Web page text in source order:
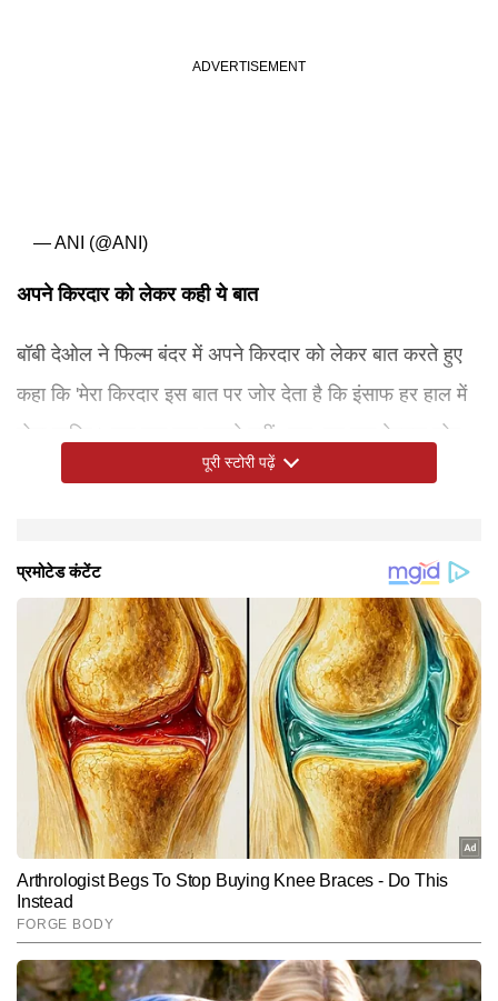
— ANI (@ANI)
अपने किरदार को लेकर कही ये बात
बॉबी देओल ने फिल्म बंदर में अपने किरदार को लेकर बात करते हुए
कहा कि 'मेरा किरदार इस बात पर जोर देता है कि इंसाफ हर हाल में
होना चाहिए। जब तक सच सामने नहीं आता, तब तक बेगुनाह लोग
इसकी कीमत चुका सकते हैं। ये फिल्म किसी जेंडर की नहीं, बल्कि
ये फिल्म किसी बहस को सही या गलत साबित करने के लिए नहीं
बनाई गई है। ये बस एक ऐसी कहानी है, जो समाज में मौजूद हकीकत
को दिखाती है।'
Hindi NewsEntertainment Bollywood
अभय AUTHOR
पूरी स्टोरी पढ़ें